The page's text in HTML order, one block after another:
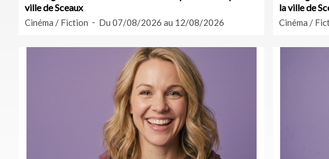
ville de Sceaux
Cinéma / Fiction Du 07/08/2026 au 12/08/2026
la ville de
Cinéma /